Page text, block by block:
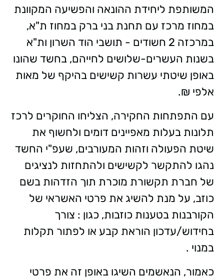
המשותפת ליחידת ההונאה והפשיעה המקוונת
במחוז מרכז עם תחנת בני ברק במחוז ת"א,
במרכזה 2 חשודים - תושבי הוד השרון ות"א
בשנות העשרים-שלושים לחייהם, בחשד שהונו
באופן שיטתי עשרות קשישים בהיקף של מאות
אלפי ₪.
עם התפתחות החקירה, הצליחו החוקרים לרכז
תלונות בעלות מאפיינים דומים ולחשוף את
שיטת הפעולה וזהות המעורבים, שעפ"י החשד
נהגו להתקשר לקשישים ולהתחזות לנציגים
של חברת תקשורת מוכרת תוך הזדהות בשם
כוזב, על מנת להשיג את פרטי האשראי של
הקורבנות בטענות כוזבות, כגון : צורך
בחידוש/עדכון הוראת קבע או לפתור תקלות
במנוי .
כאמור, הנאשמים השיגו באופן זה את פרטי